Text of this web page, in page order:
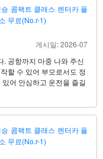
콤팩트 클래스 렌터카 플
무료(No.r-1)
게시일: 2026-07
. 공항까지 마중 나와 주신
할 수 있어 부모로서도 정
어 안심하고 운전을 즐길
콤팩트 클래스 렌터카 플
무료(No.r-1)